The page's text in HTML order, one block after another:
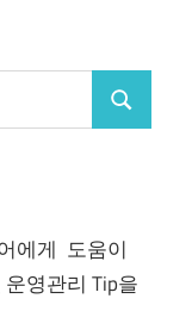
Search
에게 도움이
영관리 Tip을